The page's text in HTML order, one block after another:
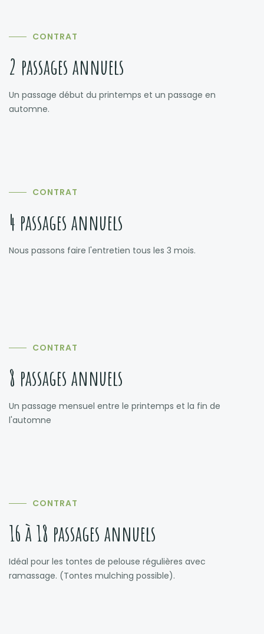
CONTRAT
2 passages annuels
Un passage début du printemps et un passage en
automne.
CONTRAT
4 passages annuels
Nous passons faire l'entretien tous les 3 mois.
CONTRAT
8 passages annuels
Un passage mensuel entre le printemps et la fin de
l'automne
CONTRAT
16 à 18 passages annuels
Idéal pour les tontes de pelouse régulières avec
ramassage. (Tontes mulching possible).